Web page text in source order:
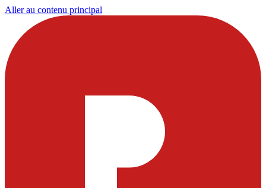
Aller au contenu principal